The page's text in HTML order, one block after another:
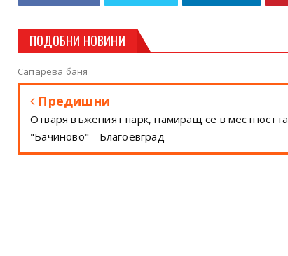
ПОДОБНИ НОВИНИ
Сапарева баня
Предишни
Отваря въженият парк, намиращ се в местността
"Бачиново" - Благоевград